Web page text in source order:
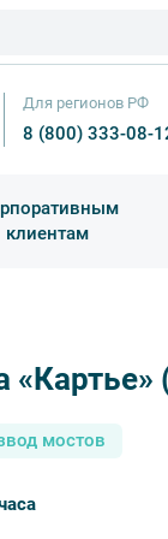
Для регионов РФ
8 (800) 333-08-
клиентам
«Картье»
мостов